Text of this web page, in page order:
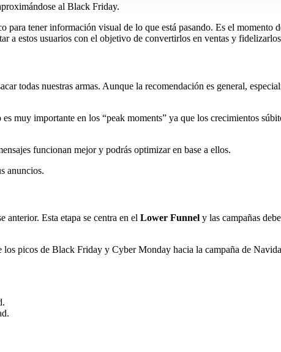
al Black Friday.
para tener información visual de lo que está pasando. Es el momento
a estos usuarios con el objetivo de convertirlos en ventas y
todas nuestras armas. Aunque la recomendación es general,
muy importante en los “peak moments” ya que los crecimientos
funcionan mejor y podrás optimizar en base a ellos.
anuncios.
anterior. Esta etapa se centra en el Lower Funnel y las campañas
los picos de Black Friday y Cyber Monday hacia la campaña de